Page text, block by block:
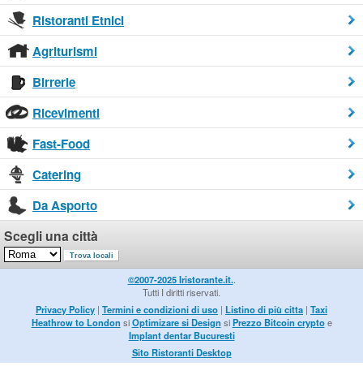
Ristoranti Etnici
Agriturismi
Birrerie
Ricevimenti
Fast-Food
Catering
Da Asporto
Scegli una città
©2007-2025 Iristorante.it..
Tutti I diritti riservati.
Privacy Policy | Termini e condizioni di uso | Listino di più citta | Taxi
Heathrow to London siOptimizare si Design siPrezzo Bitcoin cryptoe
Implant dentar Bucuresti
Sito Ristoranti Desktop